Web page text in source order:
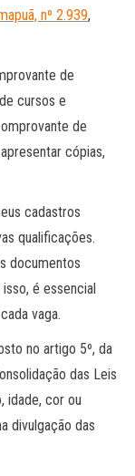
nº 2.939,
de
cursos e
de
cópias,
cadastros
qualificações.
documentos
é essencial
vaga.
no artigo 5º, da
das Leis
idade, cor ou
divulgação das